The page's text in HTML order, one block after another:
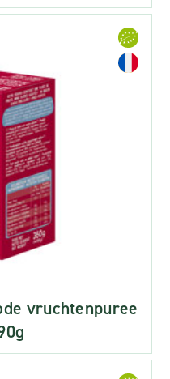
vruchtenpuree